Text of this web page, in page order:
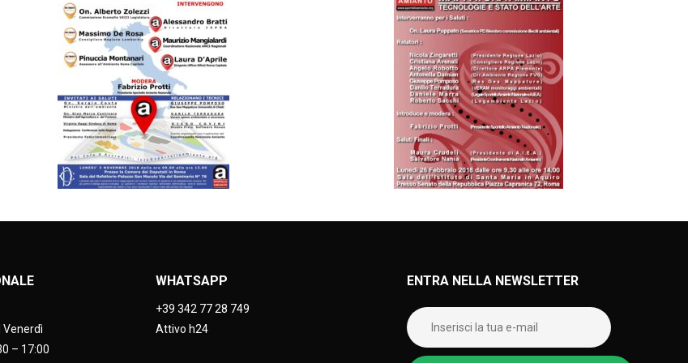
Venerdì
– 17:00
WHATSAPP
+39 342 77 28 749
Attivo h24
ENTRA NELLA NEWSLETTER